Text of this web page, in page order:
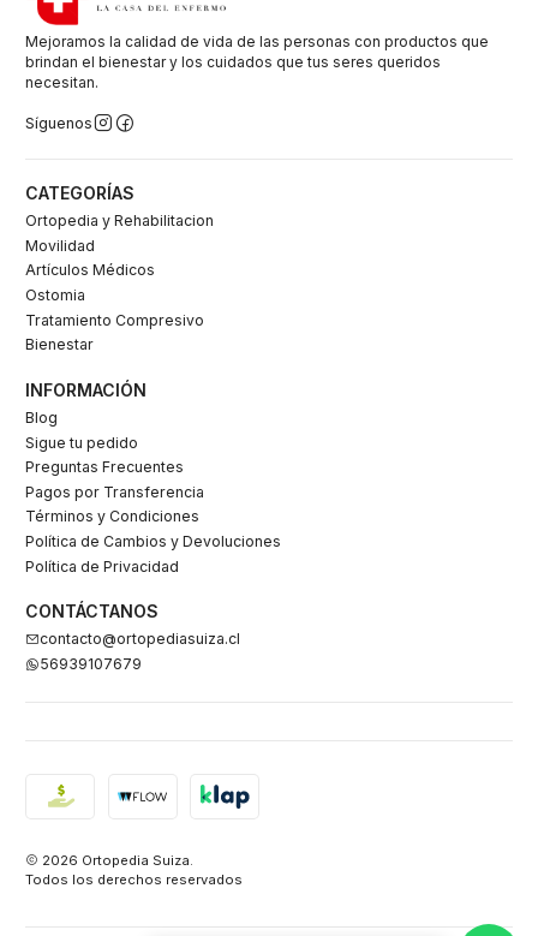
Mejoramos la calidad de vida de las personas con productos que
brindan el bienestar y los cuidados que tus seres queridos
necesitan.
Síguenos
CATEGORÍAS
Ortopedia y Rehabilitacion
Movilidad
Artículos Médicos
Ostomia
Tratamiento Compresivo
Bienestar
INFORMACIÓN
Blog
Sigue tu pedido
Preguntas Frecuentes
Pagos por Transferencia
Términos y Condiciones
Política de Cambios y Devoluciones
Política de Privacidad
CONTÁCTANOS
contacto@ortopediasuiza.cl
56939107679
2026 Ortopedia Suiza.
Todos los derechos reservados